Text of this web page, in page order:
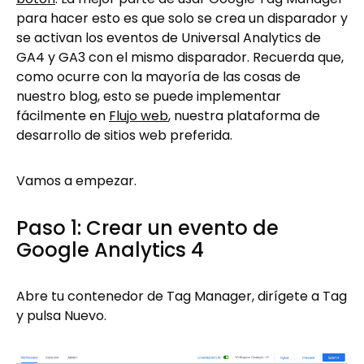
para hacer esto es que solo se crea un disparador y
se activan los eventos de Universal Analytics de
GA4 y GA3 con el mismo disparador. Recuerda que,
como ocurre con la mayoría de las cosas de
nuestro blog, esto se puede implementar
fácilmente en Flujo web, nuestra plataforma de
desarrollo de sitios web preferida.
Vamos a empezar.
Paso 1: Crear un evento de
Google Analytics 4
Abre tu contenedor de Tag Manager, dirígete a Tag
y pulsa Nuevo.